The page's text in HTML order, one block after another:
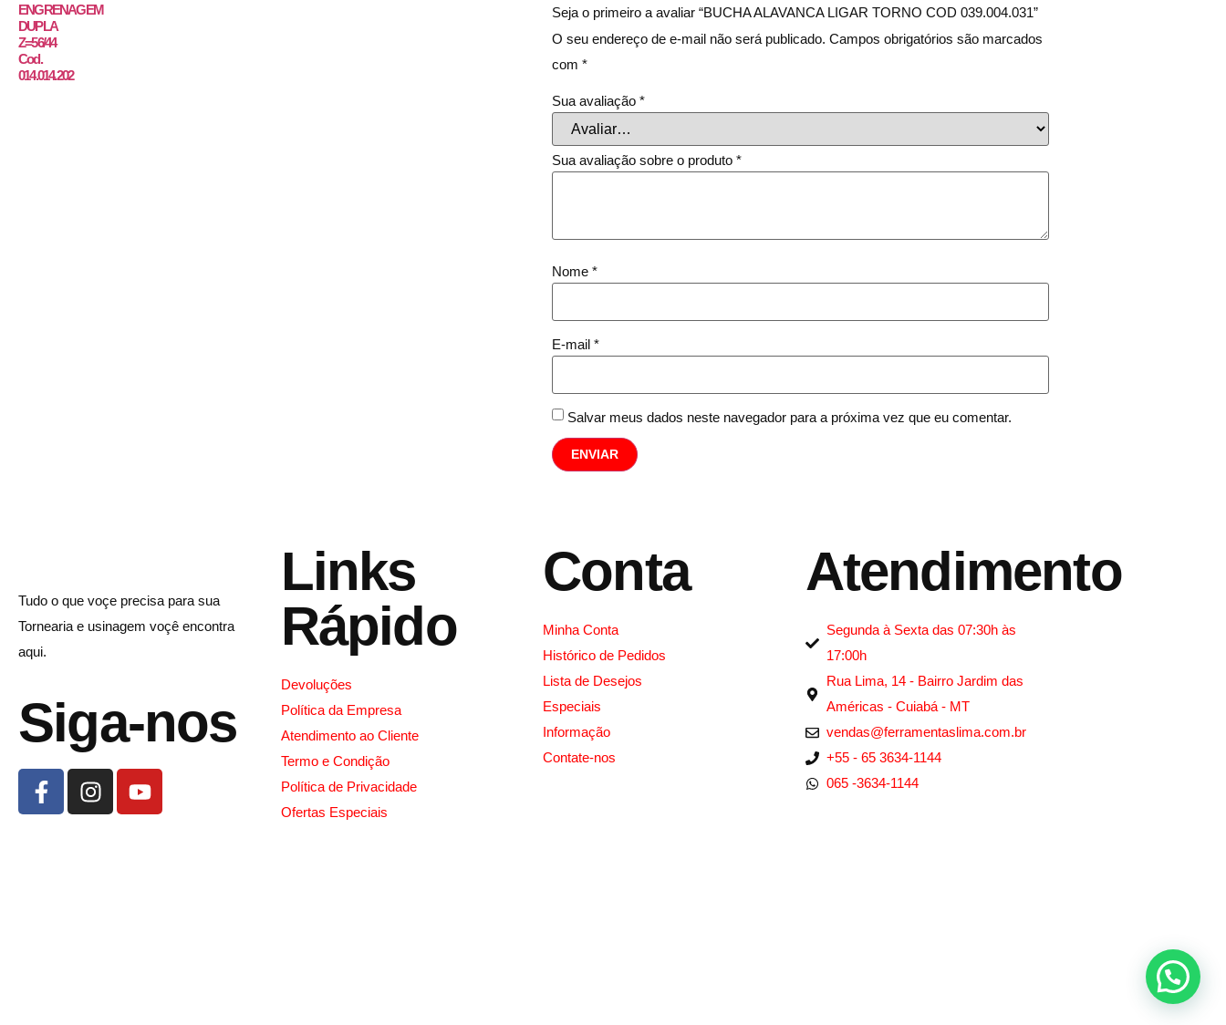
ENGRENAGEM
DUPLA
Z=56/44
Cod.
014.014.202
Seja o primeiro a avaliar “BUCHA ALAVANCA LIGAR TORNO COD 039.004.031”
O seu endereço de e-mail não será publicado. Campos obrigatórios são marcados
com *
Sua avaliação *
Sua avaliação sobre o produto *
Nome *
E-mail *
Salvar meus dados neste navegador para a próxima vez que eu comentar.
Tudo o que voçe precisa para sua
Tornearia e usinagem voçê encontra
aqui.
Siga-nos
Links
Rápido
Devoluções
Política da Empresa
Atendimento ao Cliente
Termo e Condição
Política de Privacidade
Ofertas Especiais
Conta
Minha Conta
Histórico de Pedidos
Lista de Desejos
Especiais
Informação
Contate-nos
Atendimento
Segunda à Sexta das 07:30h às
17:00h
Rua Lima, 14 - Bairro Jardim das
Américas - Cuiabá - MT
vendas@ferramentaslima.com.br
+55 - 65 3634-1144
065 -3634-1144